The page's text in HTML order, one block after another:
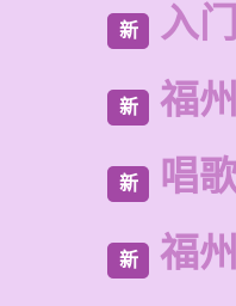
新 入
新 福
新 唱
新 福